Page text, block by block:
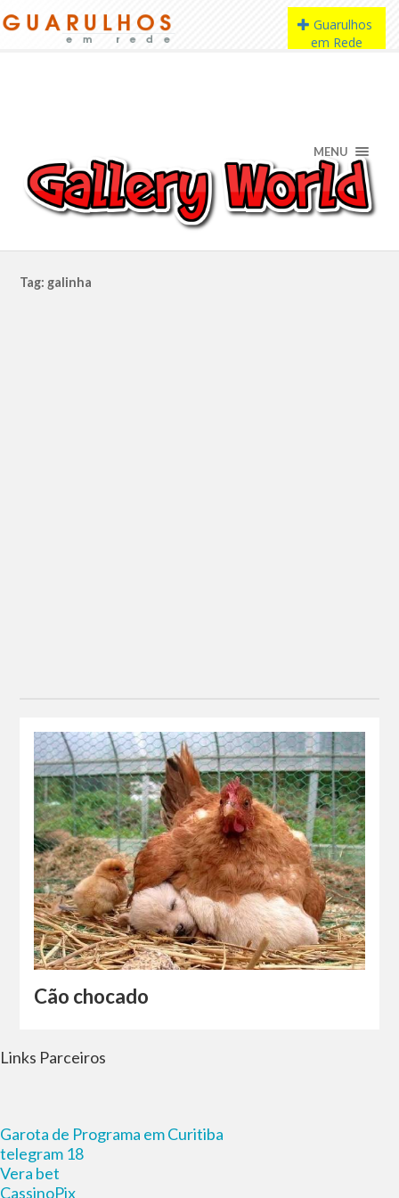
MENU
Tag: galinha
Cão chocado
Links Parceiros
Garota de Programa em Curitiba
telegram 18
Vera bet
CassinoPix